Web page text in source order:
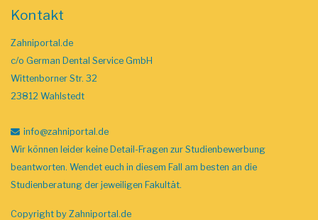
Kontakt
Zahniportal.de
c/o German Dental Service GmbH
Wittenborner Str. 32
23812 Wahlstedt
info@zahniportal.de
Wir können leider keine Detail-Fragen zur Studienbewerbung
beantworten. Wendet euch in diesem Fall am besten an die
Studienberatung der jeweiligen Fakultät.
Copyright by Zahniportal.de